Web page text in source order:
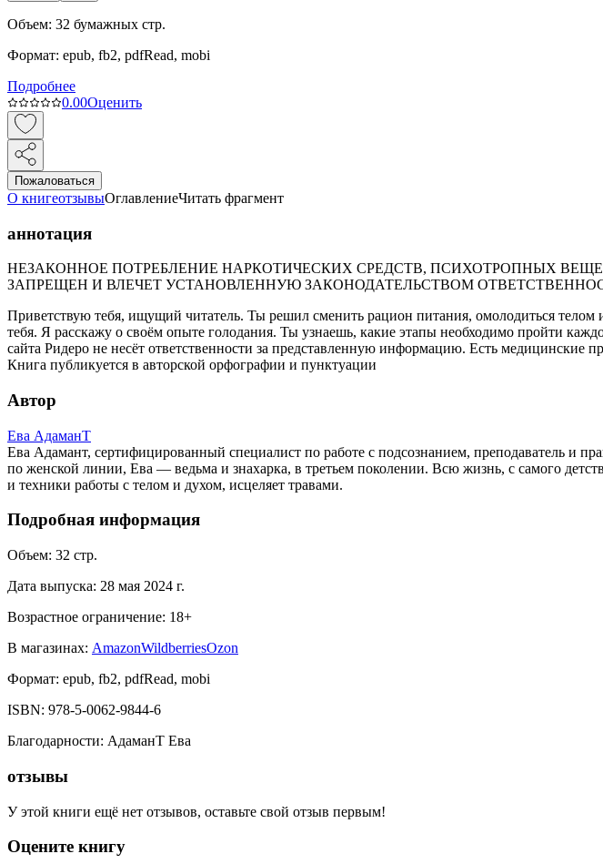
Объем: 32 бумажных стр.
Формат: epub, fb2, pdfRead, mobi
Подробнее
0.00Оценить
Пожаловаться
О книгеотзывыОглавлениеЧитать фрагмент
аннотация
НЕЗАКОННОЕ ПОТРЕБЛЕНИЕ НАРКОТИЧЕСКИХ СРЕДСТВ, ПСИХОТРОПНЫХ
ЗАПРЕЩЕН И ВЛЕЧЕТ УСТАНОВЛЕННУЮ ЗАКОНОДАТЕЛЬСТВОМ
Приветствую тебя, ищущий читатель. Ты решил сменить рацион питания, омолодиться телом
тебя. Я расскажу о своём опыте голодания. Ты узнаешь, какие этапы необходимо пройти
сайта Ридеро не несёт ответственности за представленную информацию. Есть медицинские
Книга публикуется в авторской орфографии и пунктуации
Автор
Ева АдаманТ
Ева Адамант, сертифицированный специалист по работе с подсознанием, преподаватель и
по женской линии, Ева — ведьма и знахарка, в третьем поколении. Всю жизнь, с самого
и техники работы с телом и духом, исцеляет травами.
Подробная информация
Объем: 32 стр.
Дата выпуска: 28 мая 2024 г.
Возрастное ограничение: 18+
В магазинах: AmazonWildberriesOzon
Формат: epub, fb2, pdfRead, mobi
ISBN: 978-5-0062-9844-6
Благодарности: АдаманТ Ева
отзывы
У этой книги ещё нет отзывов, оставьте свой отзыв первым!
Оцените книгу